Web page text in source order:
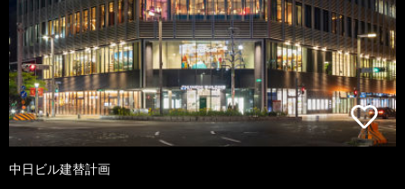
中日ビル建替計画